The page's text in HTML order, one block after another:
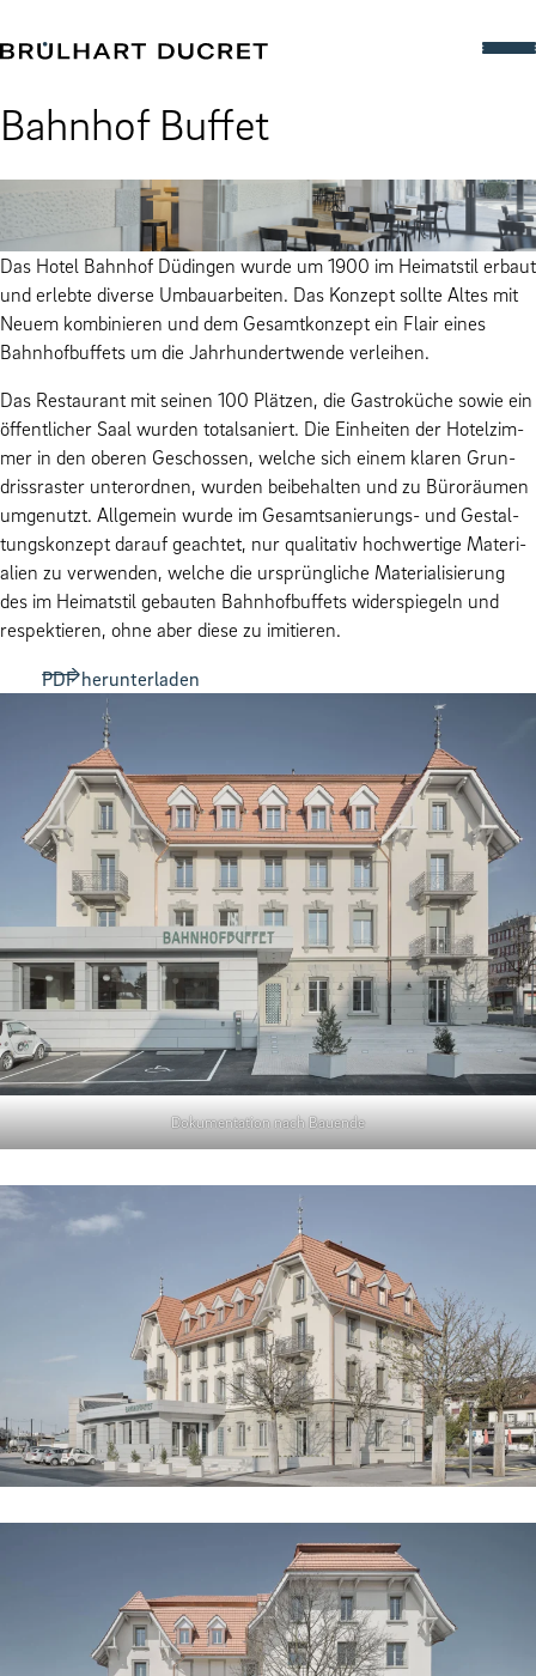
Bahn­hof Buffet
Das Hotel Bahn­hof Düdin­gen wurde um 1900 im Heimat­stil erbaut
und erlebte diverse Umbauar­beit­en. Das Konzept sollte Altes mit
Neuem kom­binieren und dem Gesamtkonzept ein Flair eines
Bahn­hof­buf­fets um die Jahr­hundertwende ver­lei­hen.
Das Restau­rant mit seinen 100 Plätzen, die Gas­troküche sowie ein
öffentlich­er Saal wur­den total­saniert. Die Ein­heit­en der Hotelz­im­
mer in den oberen Geschossen, welche sich einem klaren Grun­
dris­s­raster unterord­nen, wur­den beibehal­ten und zu Büroräu­men
umgenutzt. All­ge­mein wurde im Gesamt­sanierungs- und Gestal­
tungskonzept darauf geachtet, nur qual­i­ta­tiv hochw­er­tige Mate­ri­
alien zu ver­wen­den, welche die ursprüngliche Mate­ri­al­isierung
des im Heimat­stil ge­bauten Bahn­hof­buf­fets wider­spiegeln und
respek­tieren, ohne aber diese zu imitieren.
PDF herunterladen
Dokumentation nach Bauende